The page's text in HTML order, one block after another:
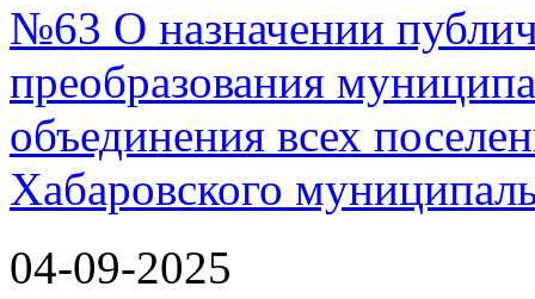
№63 О назначении
преобразования
объединения всех
Хабаровского
04-09-2025